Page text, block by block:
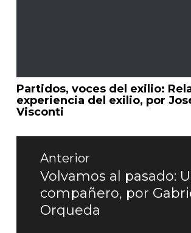
Partidos, voces del exilio:
experiencia del exilio, por
Visconti
Navegación
entradas
Anterior
Entrada
anterior:
Volvamos al pasado:
compañero, por
Orqueda